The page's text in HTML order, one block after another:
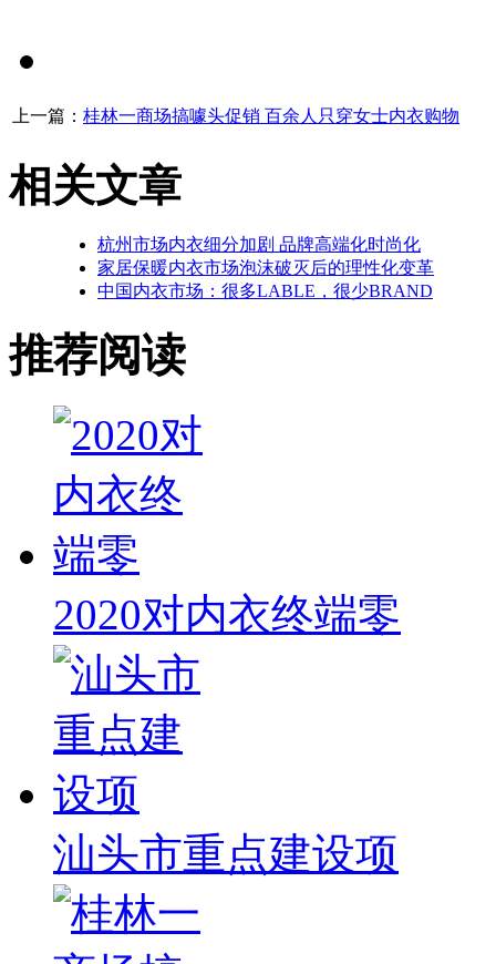
上一篇： 桂林一商场搞噱头促销 百余人只穿女士内衣购物
相关文章
杭州市场内衣细分加剧 品牌高端化时尚化
家居保暖内衣市场泡沫破灭后的理性化变革
中国内衣市场：很多LABLE，很少BRAND
推荐阅读
2020对内衣终端零
汕头市重点建设项